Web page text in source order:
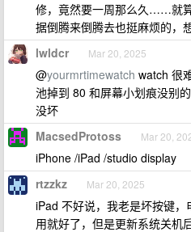
修，竟然要一周那么久……就
据倒腾来倒腾去也挺麻烦的，
lwldcr Mar 20, 2025
@yourmrtimewatch watch 很
池掉到 80 和屏幕小划痕没别
没坏
MacsedProtoss Mar 20,
iPhone /iPad /studio display
rtzzkz Mar 20, 2025
iPad 不好说，我老是坏按键
用就好了，但是更新系统关机